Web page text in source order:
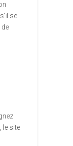
se
le site